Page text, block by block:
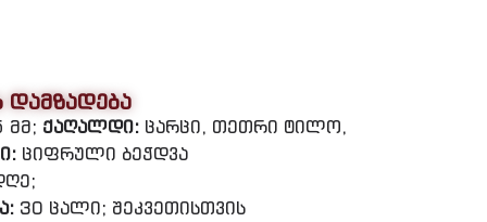
დამზადება
მმ; ქაღალდი: ცარცი, თეთრი ტილო,
ციფრული ბეჭდვა
30 ცალი; შეკვეთისთვის